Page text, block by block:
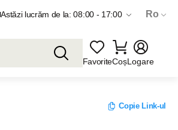
Astăzi lucrăm de la: 08:00 - 17:00 Ro
FavoriteCoșLogare
Copie Link-ul